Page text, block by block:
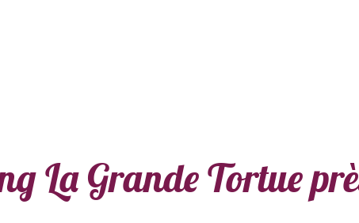
La Grande Tortue